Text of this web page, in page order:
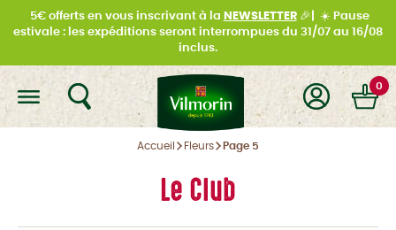
5€ offerts en vous inscrivant à la NEWSLETTER🎉| ☀️ Pause
estivale : les expéditions seront interrompues du 31/07 au 16/08
inclus.
0
Accueil Fleurs Page 5
Le Club